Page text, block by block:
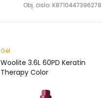
Obj. čislo: K8710447396278
Gél
Woolite 3.6L 60PD Keratin
Therapy Color